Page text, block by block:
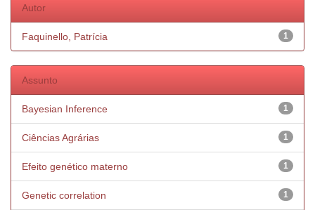
Autor
1
Faquinello, Patrícia
Assunto
1
Bayesian Inference
1
Ciências Agrárias
1
Efeito genético materno
1
Genetic correlation